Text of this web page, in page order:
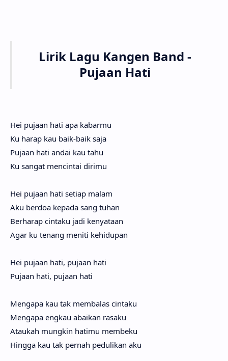
Lirik Lagu Kangen Band -
Pujaan Hati
Hei puja­an hati apa kabar­mu
Ku harap kau baik-baik saja
Puja­an hati andai kau tahu
Ku sangat mencin­tai diri­mu
Hei puja­an hati seti­ap malam
Aku ber­doa kepa­da sang tuhan
Berha­rap cinta­ku jadi kenyata­an
Agar ku tenang meni­ti kehidu­pan
Hei puja­an hati, puja­an hati
Puja­an hati, puja­an hati
Menga­pa kau tak memba­las cinta­ku
Menga­pa eng­kau abai­kan rasa­ku
Atau­kah mung­kin hati­mu membe­ku
Hing­ga kau tak per­nah peduli­kan aku